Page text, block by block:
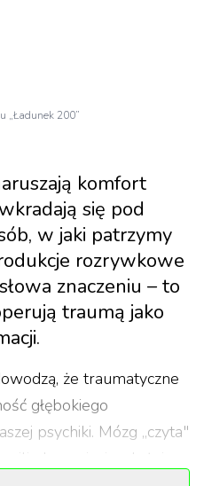
„Ładunek 200”
komfort
się pod
w jaki patrzymy
rozrywkowe
znaczeniu – to
traumą jako
że traumatyczne
głębokiego
psychiki. Mózg „czyta"
obecnej, niezależnie